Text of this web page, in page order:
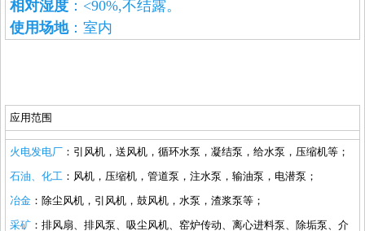
相对湿度 ：<90%,不结露。
使用场地：室内
应用范围
火电发电厂 ：引风机，送风机，循环水泵，凝结泵，给水泵，压缩机等；
石油、化工 ：风机，压缩机，管道泵，注水泵，输油泵，电潜泵；
冶金 ：除尘风机，引风机，鼓风机，水泵，渣浆泵等；
采矿 ：排风扇、排风泵、吸尘风机、窑炉传动、离心进料泵、除垢泵、介